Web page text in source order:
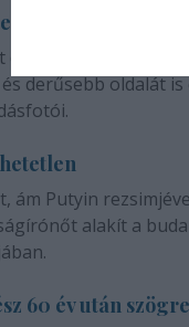
a másik ember
derűsebb oldalát is
ám Putyin
alakít a
60 év után szögre